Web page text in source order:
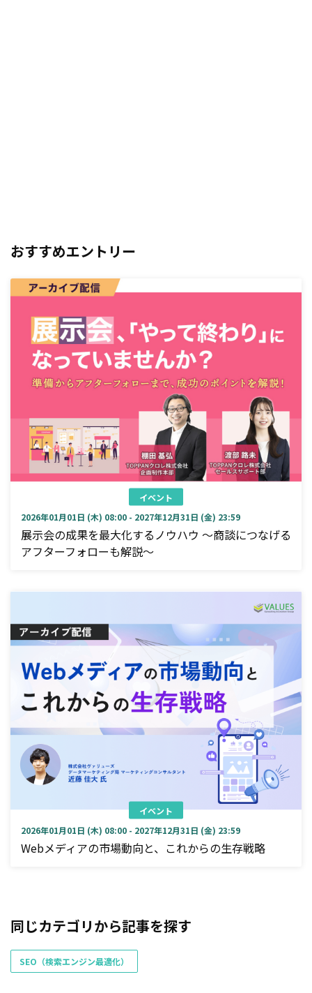
おすすめエントリー
イベント
2026年01月01日 (木) 08:00 - 2027年12月31日 (金) 23:59
展示会の成果を最大化するノウハウ ～商談につなげる
アフターフォローも解説～
イベント
2026年01月01日 (木) 08:00 - 2027年12月31日 (金) 23:59
Webメディアの市場動向と、これからの生存戦略
同じカテゴリから記事を探す
SEO（検索エンジン最適化）